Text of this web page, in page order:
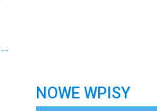
NOWE WPISY